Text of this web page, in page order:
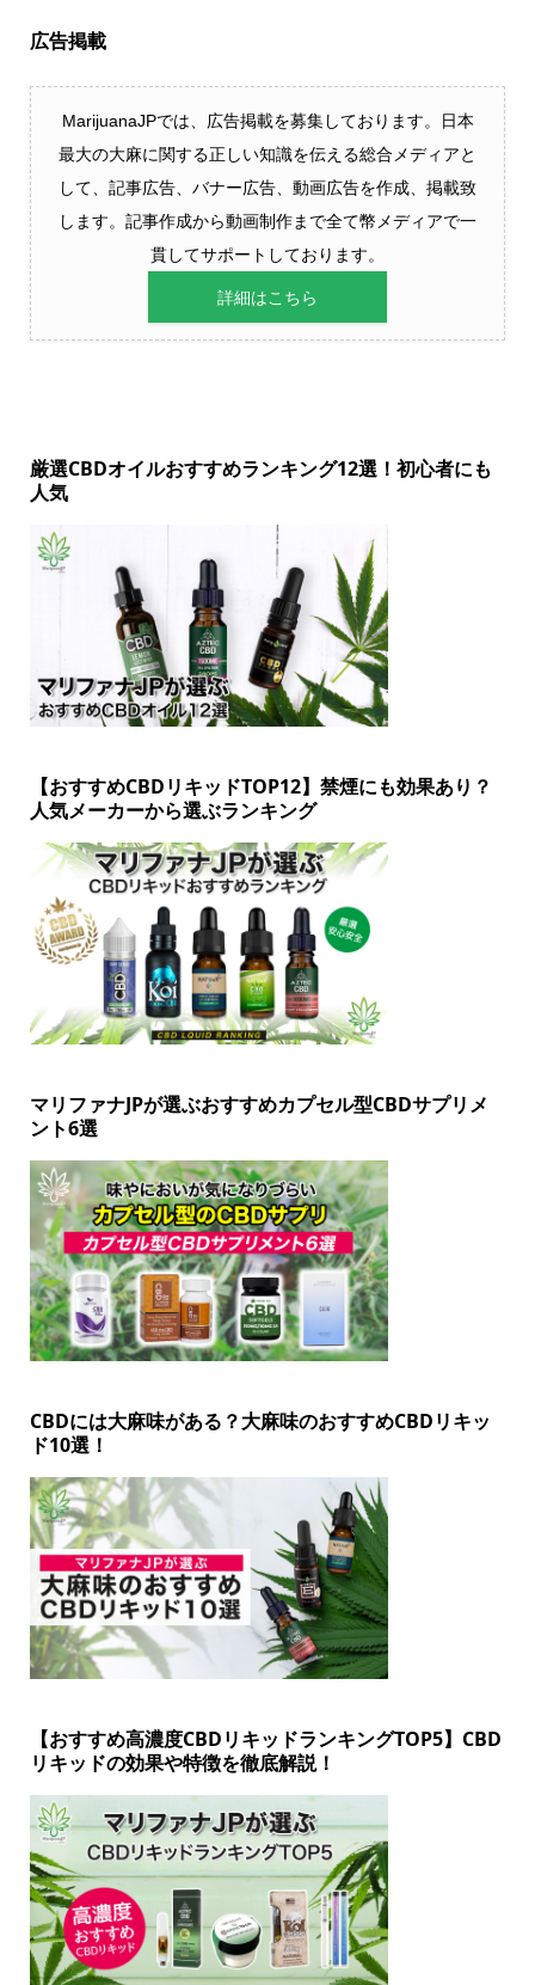
広告掲載
MarijuanaJPでは、広告掲載を募集しております。日本
最大の大麻に関する正しい知識を伝える総合メディアと
して、記事広告、バナー広告、動画広告を作成、掲載致
します。記事作成から動画制作まで全て幣メディアで一
貫してサポートしております。
詳細はこちら
厳選CBDオイルおすすめランキング12選！初心者にも
人気
【おすすめCBDリキッドTOP12】禁煙にも効果あり？
人気メーカーから選ぶランキング
マリファナJPが選ぶおすすめカプセル型CBDサプリメ
ント6選
CBDには大麻味がある？大麻味のおすすめCBDリキッ
ド10選！
【おすすめ高濃度CBDリキッドランキングTOP5】CBD
リキッドの効果や特徴を徹底解説！